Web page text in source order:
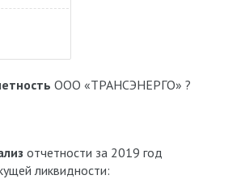
ООО «ТРАНСЭНЕРГО» ?
отчетности за 2019 год
ликвидности: